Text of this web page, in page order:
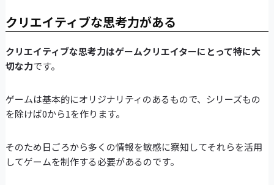
クリエイティブな思考力がある
クリエイティブな思考力はゲームクリエイターにとって特に大
切な力です。
ゲームは基本的にオリジナリティのあるもので、シリーズもの
を除けば0から1を作ります。
そのため日ごろから多くの情報を敏感に察知してそれらを活用
してゲームを制作する必要があるのです。